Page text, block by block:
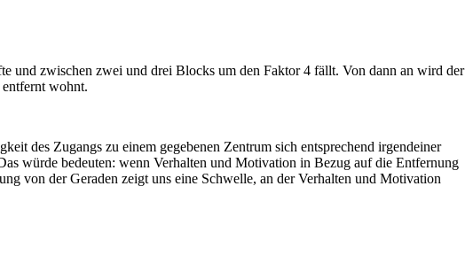
und zwischen zwei und drei Blocks um den Faktor 4 fällt. Von dann an wird der
wohnt.
des Zugangs zu einem gegebenen Zentrum sich entsprechend irgendeiner
würde bedeuten: wenn Verhalten und Motivation in Bezug auf die Entfernung
von der Geraden zeigt uns eine Schwelle, an der Verhalten und Motivation